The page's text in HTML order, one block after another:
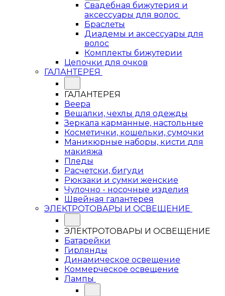
Свадебная бижутерия и
аксессуары для волос
Браслеты
Диадемы и аксессуары для
волос
Комплекты бижутерии
Цепочки для очков
ГАЛАНТЕРЕЯ
ГАЛАНТЕРЕЯ
Веера
Вешалки, чехлы для одежды
Зеркала карманные, настольные
Косметички, кошельки, сумочки
Маникюрные наборы, кисти для
макияжа
Пледы
Расчетски, бигуди
Рюкзаки и сумки женские
Чулочно - носочные изделия
Швейная галантерея
ЭЛЕКТРОТОВАРЫ И ОСВЕЩЕНИЕ
ЭЛЕКТРОТОВАРЫ И ОСВЕЩЕНИЕ
Батарейки
Гирлянды
Динамическое освещение
Коммерческое освещение
Лампы